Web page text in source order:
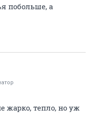
побольше, а
жарко, тепло, но уж